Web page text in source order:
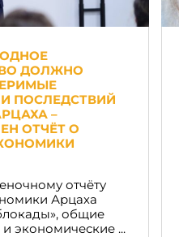
ДОЛЖНО
ПОСЛЕДСТВИЙ
–
ОТЧЁТ О
отчёту
Арцаха
общие
экономические ...